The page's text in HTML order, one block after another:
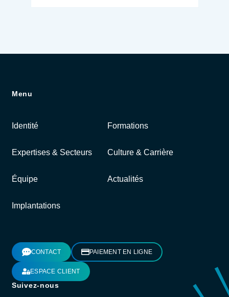
Menu
Identité Formations
Expertises & Secteurs Culture & Carrière
Équipe Actualités
Implantations
CONTACT PAIEMENT EN LIGNE
ESPACE CLIENT
Suivez-nous